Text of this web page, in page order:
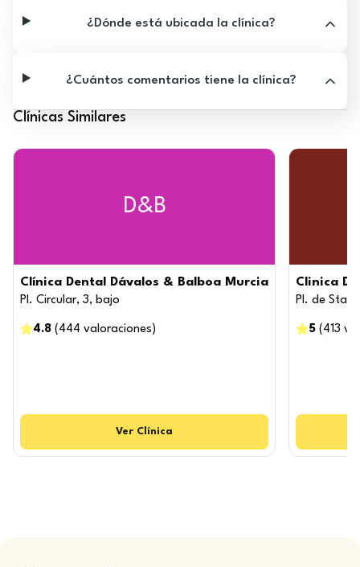
¿Dónde está ubicada la clínica?
¿Cuántos comentarios tiene la clínica?
Clínicas Similares
D&B
Clínica Dental Dávalos & Balboa Murcia
Pl. Circular, 3, bajo
4.8 ( 444 valoraciones )
Ver Clínica
Clinica
Pl. de Sta.
5 ( 413